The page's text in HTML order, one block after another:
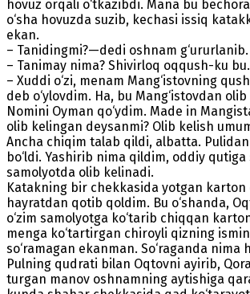
hovuz orqali o‘tkazibdi. Mana bu
o‘sha hovuzda suzib, kechasi issiq
ekan.
– Tanidingmi?—dedi oshnam g‘ururlanib.
– Tanimay nima? Shivirloq oqqush-ku bu.
– Xuddi o‘zi, menam Mang‘istovning
deb o‘ylovdim. Ha, bu Mang‘istovdan
Nomini Oyman qo‘ydim. Made in
olib kelingan deysanmi? Olib kelish
Ancha chiqim talab qildi, albatta.
bo‘ldi. Yashirib nima qildim, oddiy qutiga
samolyotda olib kelinadi.
Katakning bir chekkasida yotgan karton
hayratdan qotib qoldim. Bu o‘shanda,
o‘zim samolyotga ko‘tarib chiqqan
menga ko‘tartirgan chiroyli qizning
so‘ramagan ekanman. So‘raganda nima
Pulning qudrati bilan Oqtovni ayirib,
turgan manov oshnamning aytishiga